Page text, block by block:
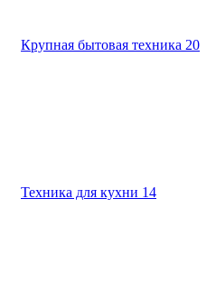
Крупная бытовая техника 20
Техника для кухни 14